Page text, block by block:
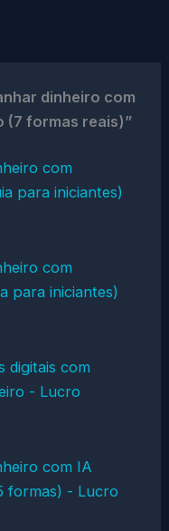
dinheiro com
(7 formas reais)”
com
para iniciantes)
com
para iniciantes)
digitais com
- Lucro
com IA
formas) - Lucro